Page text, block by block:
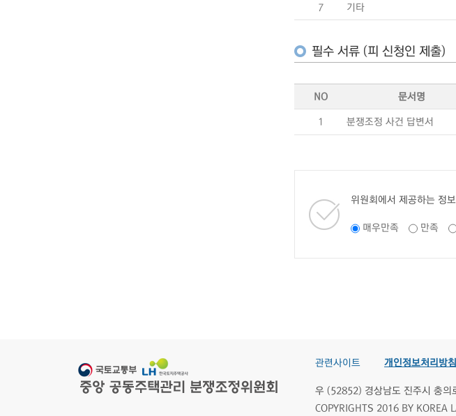
7 기타
필수 서류 (피 신청인 제출)
NO 문서명
1 분쟁조정 사건 답변서
위원회에서 제공하는 정
매우만족 만족
관련사이트 개인정보처리방침
우 (52852) 경상남도 진주시 충의
COPYRIGHTS 2016 BY KOREA